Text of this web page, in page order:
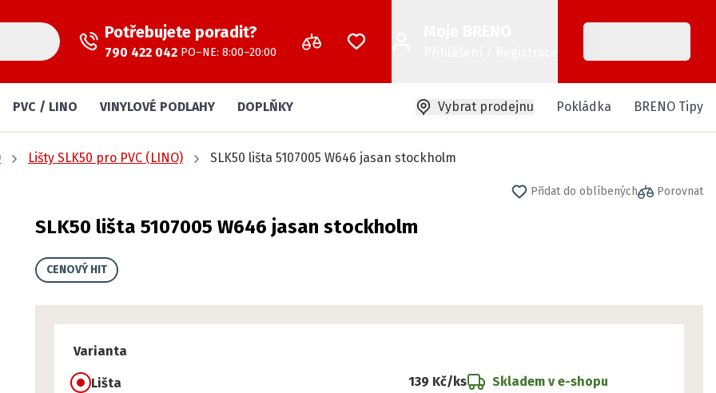
Potřebujete poradit?
790 422 042 PO–NE: 8:00–20:00
PVC / LINO VINYLOVÉ PODLAHY DOPLŇKY Vybrat prodejnu Pokládka BRENO Tipy
Lišty SLK50 pro PVC (LINO) SLK50 lišta 5107005 W646 jasan stockholm
Přidat do oblíbených Porovnat
SLK50 lišta 5107005 W646 jasan stockholm
CENOVÝ HIT
Varianta
Lišta 139 Kč/ks
Skladem v e-shopu